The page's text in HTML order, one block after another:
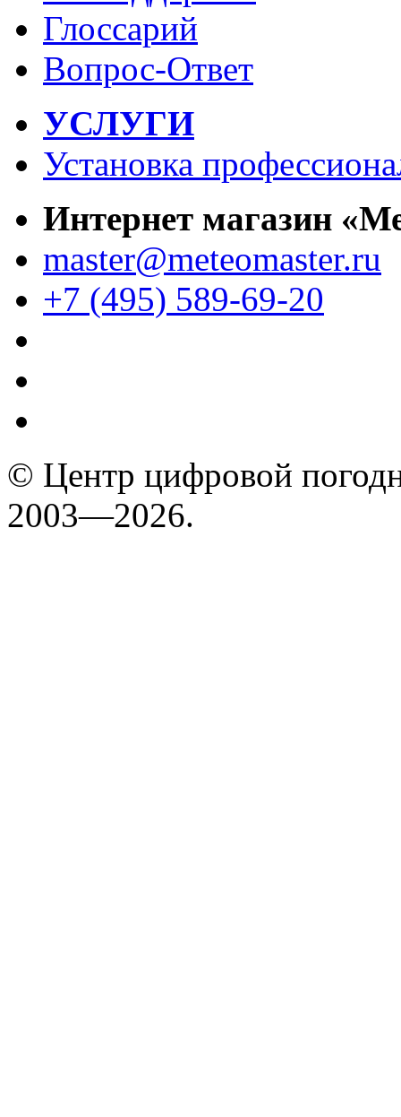
Глоссарий
Вопрос-Ответ
УСЛУГИ
Установка
Интернет магазин
master@meteomaster.ru
+7 (495) 589-69-20
© Центр цифровой
2003—2026.